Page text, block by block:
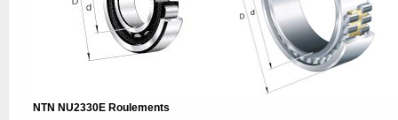
NTN NU2330E Roulements